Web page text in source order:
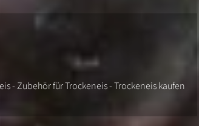
- Zubehör für Trockeneis - Trockeneis kaufen